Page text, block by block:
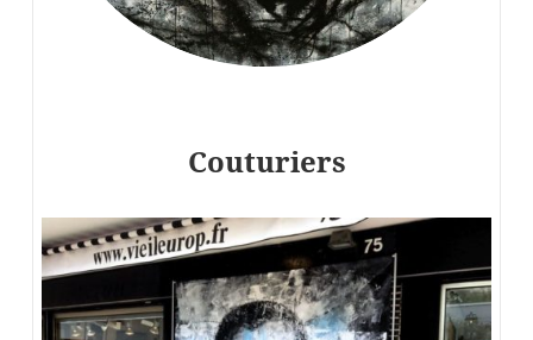
Couturiers